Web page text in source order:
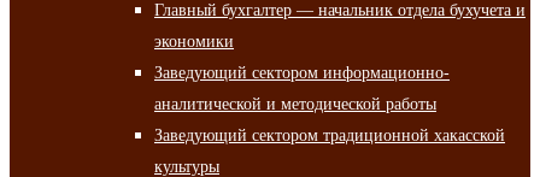
Главный бухгалтер — начальник отдела бухучета и
экономики
Заведующий сектором информационно-
аналитической и методической работы
Заведующий сектором традиционной хакасской
культуры